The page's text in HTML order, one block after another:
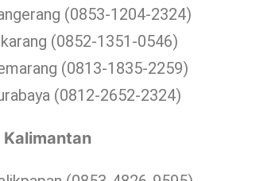
(0853-1204-2324)
(0852-1351-0546)
(0813-1835-2259)
(0812-2652-2324)
Kalimantan